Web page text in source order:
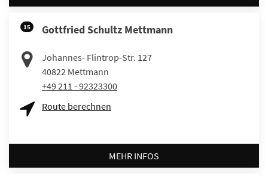
15 Gottfried Schultz Mettmann
Johannes- Flintrop-Str. 127
40822 Mettmann
+49 211 - 92323300
Route berechnen
MEHR INFOS